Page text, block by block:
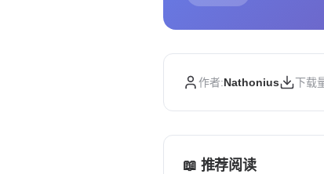
作者:Nathonius 下载
📖 推荐阅读